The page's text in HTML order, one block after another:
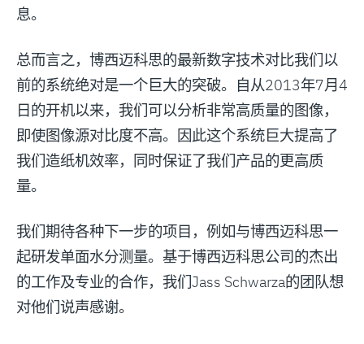
息。
总而言之，博西迈科思的最新数字技术对比我们以
前的系统绝对是一个巨大的突破。自从2013年7月4
日的开机以来，我们可以分析非常高质量的图像，
即使图像源对比度不高。因此这个系统巨大提高了
我们造纸机效率，同时保证了我们产品的更高质
量。
我们期待各种下一步的项目，例如与博西迈科思一
起研发单面水分测量。基于博西迈科思公司的杰出
的工作及专业的合作，我们Jass Schwarza的团队想
对他们说声感谢。